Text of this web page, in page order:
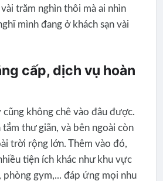
trăm nghìn thôi mà ai nhìn
mình đang ở khách sạn vài
cấp, dịch vụ hoàn
cũng không chê vào đâu được.
tắm thư giãn, và bên ngoài còn
trời rộng lớn. Thêm vào đó,
tiện ích khác như khu vực
phòng gym,... đáp ứng mọi nhu